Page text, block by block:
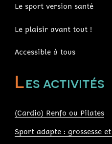
Le sport version santé
Le plaisir avant tout !
Accessible à tous
Les activités
(Cardio) Renfo ou Pilates
Sport adapte : grossesse